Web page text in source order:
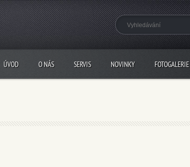
ÚVOD O NÁS SERVIS NOVINKY FOTOGALERIE